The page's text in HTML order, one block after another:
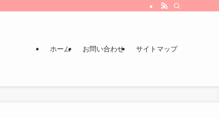
ホーム お問い合わせ サイトマップ